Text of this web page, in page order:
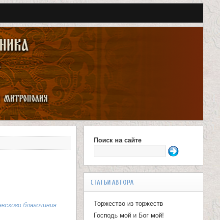
благочиния
Ф
о
р
м
а
Поиск на сайте
СТАТЬИ АВТОРА
Торжество из торжеств
Господь мой и Бог мой!